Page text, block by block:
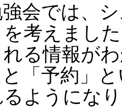
会では、
を考えまし
る情報が
と「予約」
ようにな